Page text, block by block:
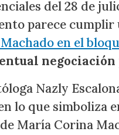
del 28 de
parece cumplir
en el
Nazly
lo que simboliza
María Corina